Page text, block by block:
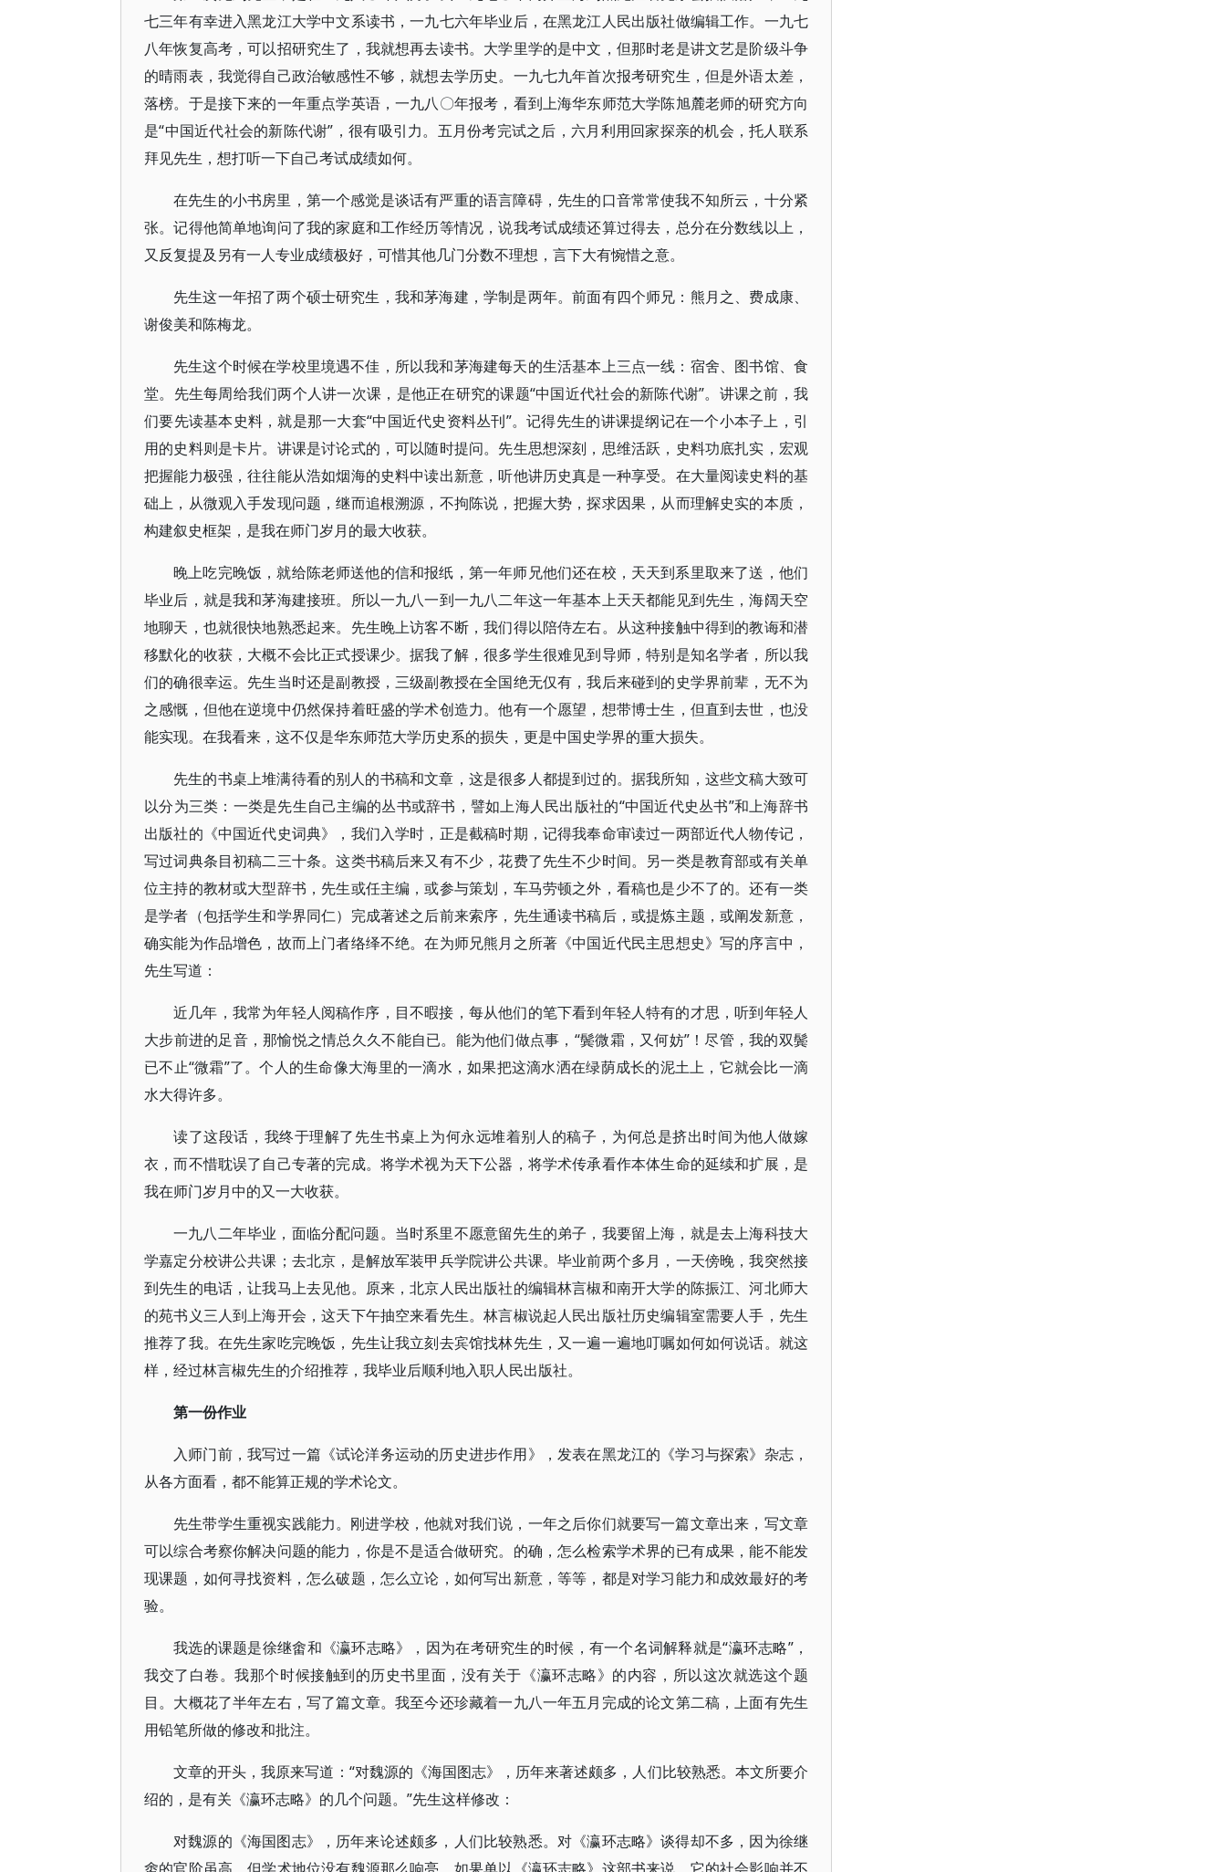
七三年有幸进入黑龙江大学中文系读书，一九七六年毕业后，在黑龙江人民出版社做编辑工作。一九七
八年恢复高考，可以招研究生了，我就想再去读书。大学里学的是中文，但那时老是讲文艺是阶级斗争
的晴雨表，我觉得自己政治敏感性不够，就想去学历史。一九七九年首次报考研究生，但是外语太差，
落榜。于是接下来的一年重点学英语，一九八〇年报考，看到上海华东师范大学陈旭麓老师的研究方向
是“中国近代社会的新陈代谢”，很有吸引力。五月份考完试之后，六月利用回家探亲的机会，托人联系
拜见先生，想打听一下自己考试成绩如何。
在先生的小书房里，第一个感觉是谈话有严重的语言障碍，先生的口音常常使我不知所云，十分紧
张。记得他简单地询问了我的家庭和工作经历等情况，说我考试成绩还算过得去，总分在分数线以上，
又反复提及另有一人专业成绩极好，可惜其他几门分数不理想，言下大有惋惜之意。
先生这一年招了两个硕士研究生，我和茅海建，学制是两年。前面有四个师兄：熊月之、费成康、
谢俊美和陈梅龙。
先生这个时候在学校里境遇不佳，所以我和茅海建每天的生活基本上三点一线：宿舍、图书馆、食
堂。先生每周给我们两个人讲一次课，是他正在研究的课题“中国近代社会的新陈代谢”。讲课之前，我
们要先读基本史料，就是那一大套“中国近代史资料丛刊”。记得先生的讲课提纲记在一个小本子上，引
用的史料则是卡片。讲课是讨论式的，可以随时提问。先生思想深刻，思维活跃，史料功底扎实，宏观
把握能力极强，往往能从浩如烟海的史料中读出新意，听他讲历史真是一种享受。在大量阅读史料的基
础上，从微观入手发现问题，继而追根溯源，不拘陈说，把握大势，探求因果，从而理解史实的本质，
构建叙史框架，是我在师门岁月的最大收获。
晚上吃完晚饭，就给陈老师送他的信和报纸，第一年师兄他们还在校，天天到系里取来了送，他们
毕业后，就是我和茅海建接班。所以一九八一到一九八二年这一年基本上天天都能见到先生，海阔天空
地聊天，也就很快地熟悉起来。先生晚上访客不断，我们得以陪侍左右。从这种接触中得到的教诲和潜
移默化的收获，大概不会比正式授课少。据我了解，很多学生很难见到导师，特别是知名学者，所以我
们的确很幸运。先生当时还是副教授，三级副教授在全国绝无仅有，我后来碰到的史学界前辈，无不为
之感慨，但他在逆境中仍然保持着旺盛的学术创造力。他有一个愿望，想带博士生，但直到去世，也没
能实现。在我看来，这不仅是华东师范大学历史系的损失，更是中国史学界的重大损失。
先生的书桌上堆满待看的别人的书稿和文章，这是很多人都提到过的。据我所知，这些文稿大致可
以分为三类：一类是先生自己主编的丛书或辞书，譬如上海人民出版社的“中国近代史丛书”和上海辞书
出版社的《中国近代史词典》，我们入学时，正是截稿时期，记得我奉命审读过一两部近代人物传记，
写过词典条目初稿二三十条。这类书稿后来又有不少，花费了先生不少时间。另一类是教育部或有关单
位主持的教材或大型辞书，先生或任主编，或参与策划，车马劳顿之外，看稿也是少不了的。还有一类
是学者（包括学生和学界同仁）完成著述之后前来索序，先生通读书稿后，或提炼主题，或阐发新意，
确实能为作品增色，故而上门者络绎不绝。在为师兄熊月之所著《中国近代民主思想史》写的序言中，
先生写道：
近几年，我常为年轻人阅稿作序，目不暇接，每从他们的笔下看到年轻人特有的才思，听到年轻人
大步前进的足音，那愉悦之情总久久不能自已。能为他们做点事，“鬓微霜，又何妨”！尽管，我的双鬓
已不止“微霜”了。个人的生命像大海里的一滴水，如果把这滴水洒在绿荫成长的泥土上，它就会比一滴
水大得许多。
读了这段话，我终于理解了先生书桌上为何永远堆着别人的稿子，为何总是挤出时间为他人做嫁
衣，而不惜耽误了自己专著的完成。将学术视为天下公器，将学术传承看作本体生命的延续和扩展，是
我在师门岁月中的又一大收获。
一九八二年毕业，面临分配问题。当时系里不愿意留先生的弟子，我要留上海，就是去上海科技大
学嘉定分校讲公共课；去北京，是解放军装甲兵学院讲公共课。毕业前两个多月，一天傍晚，我突然接
到先生的电话，让我马上去见他。原来，北京人民出版社的编辑林言椒和南开大学的陈振江、河北师大
的苑书义三人到上海开会，这天下午抽空来看先生。林言椒说起人民出版社历史编辑室需要人手，先生
推荐了我。在先生家吃完晚饭，先生让我立刻去宾馆找林先生，又一遍一遍地叮嘱如何如何说话。就这
样，经过林言椒先生的介绍推荐，我毕业后顺利地入职人民出版社。
第一份作业
入师门前，我写过一篇《试论洋务运动的历史进步作用》，发表在黑龙江的《学习与探索》杂志，
从各方面看，都不能算正规的学术论文。
先生带学生重视实践能力。刚进学校，他就对我们说，一年之后你们就要写一篇文章出来，写文章
可以综合考察你解决问题的能力，你是不是适合做研究。的确，怎么检索学术界的已有成果，能不能发
现课题，如何寻找资料，怎么破题，怎么立论，如何写出新意，等等，都是对学习能力和成效最好的考
验。
我选的课题是徐继畬和《瀛环志略》，因为在考研究生的时候，有一个名词解释就是“瀛环志略”，
我交了白卷。我那个时候接触到的历史书里面，没有关于《瀛环志略》的内容，所以这次就选这个题
目。大概花了半年左右，写了篇文章。我至今还珍藏着一九八一年五月完成的论文第二稿，上面有先生
用铅笔所做的修改和批注。
文章的开头，我原来写道：“对魏源的《海国图志》，历年来著述颇多，人们比较熟悉。本文所要介
绍的，是有关《瀛环志略》的几个问题。”先生这样修改：
对魏源的《海国图志》，历年来论述颇多，人们比较熟悉。对《瀛环志略》谈得却不多，因为徐继